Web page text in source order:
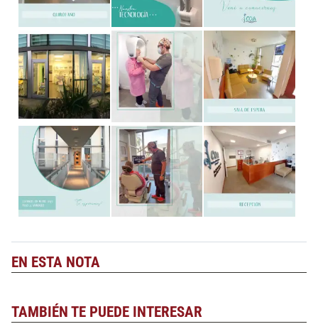
EN ESTA NOTA
TAMBIÉN TE PUEDE INTERESAR